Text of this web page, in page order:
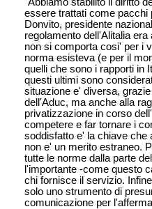
essere trattati come
Donvito, presidente
regolamento dell'Alitalia
non si comporta cosi' per i
norma esisteva (e per il
quelli che sono i rapporti in
questi ultimi sono
situazione e' diversa,
dell'Aduc, ma anche alla
privatizzazione in corso
competere e far tornare i
soddisfatto e' la chiave che
non e' un merito estraneo.
tutte le norme dalla parte
l'importante -come questo
chi fornisce il servizio.
solo uno strumento di
comunicazione per